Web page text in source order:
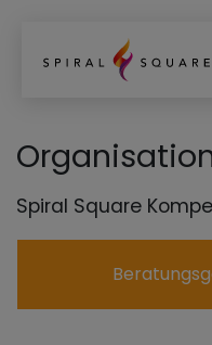
Spiral Square